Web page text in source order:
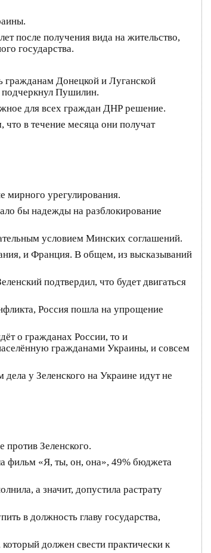
после получения вида на жительство,
государства.
Донецкой и Луганской
Пушилин.
для всех граждан ДНР решение.
в течение месяца они получат
мирного урегулирования.
бы надежды на разблокирование
условием Минских соглашений.
и Франция. В общем, из высказываний
подтвердил, что будет двигаться
Россия пошла на упрощение
о гражданах России, то и
гражданами Украины, и совсем
у Зеленского на Украине идут не
Зеленского.
фильм «Я, ты, он, она», 49% бюджета
а значит, допустила растрату
в должность главу государства,
должен свести практически к